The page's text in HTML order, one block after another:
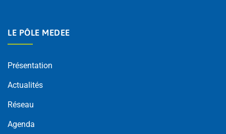
LE PÔLE MEDEE
Présentation
Actualités
Réseau
Agenda